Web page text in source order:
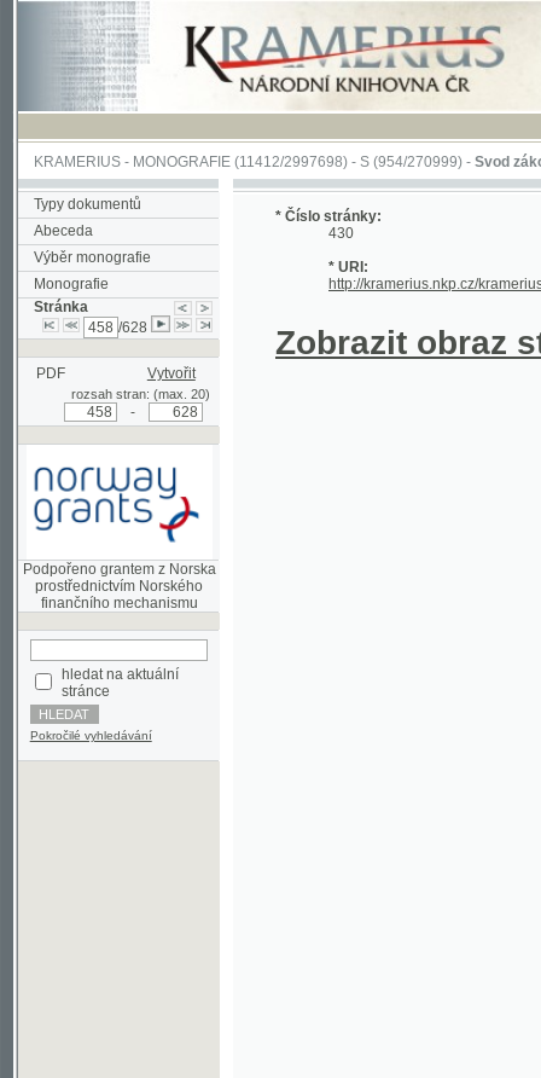
KRAMERIUS-MONOGRAFIE(11412/2997698) -S (954/270999)-Svod zákonův
Typy dokumentů
Abeceda
Výběr monografie
Monografie
Stránka
/628
PDF Vytvořit
rozsah stran: (max. 20)
Podpořeno grantem z Norska
prostřednictvím Norského
hledat na aktuální
stránce
Pokročilé vyhledávání
* Číslo stránky:
430
* URI:
http://kramerius.nkp.cz/kramerius/